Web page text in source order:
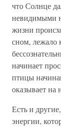
что Солнце
невидимыми
жизни
сном, лежало
начинает
птицы
оказывает на
Есть и
энергии,